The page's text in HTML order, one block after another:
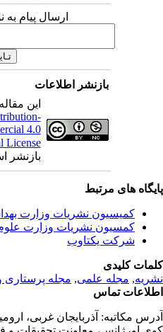
ارسال پیام به
بازنشر اطلاعات
این
4.0
License
بازنشر
های مرتبط
کمیسیون نشریات وزارت
کمسیون نشریات وزارت علوم
شرکت یکتاوب
کلیدی
,مجله علمی, مجله پرستاری و
تماس
مکاتبه:آذربایجان غربی،